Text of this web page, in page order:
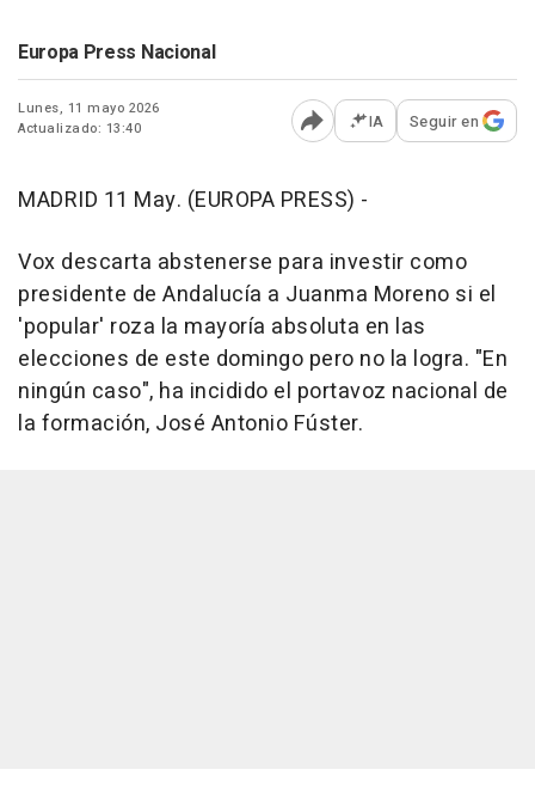
Europa Press Nacional
Lunes, 11 mayo 2026
Actualizado: 13:40
Abrir opciones para
IA Seguir en
MADRID 11 May. (EUROPA PRESS) -
Vox descarta abstenerse para investir como
presidente de Andalucía a Juanma Moreno si el
'popular' roza la mayoría absoluta en las
elecciones de este domingo pero no la logra. "En
ningún caso", ha incidido el portavoz nacional de
la formación, José Antonio Fúster.